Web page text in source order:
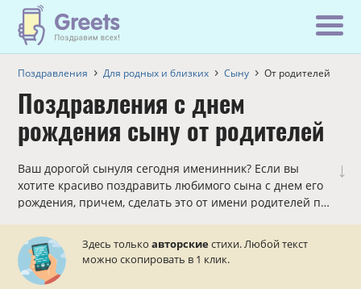
Поздравления Для родных и близких Сыну От родителей
Поздравления с днем
рождения сыну от родителей
↓
Ваш дорогой сынуля сегодня именинник? Если вы
хотите красиво поздравить любимого сына с днем его
рождения, причем, сделать это от имени родителей по
Здесь толькоавторские стихи. Любой текст
можно скопировать в 1 клик.